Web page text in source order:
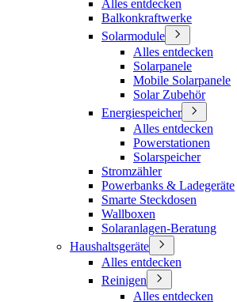
Alles entdecken
Balkonkraftwerke
Solarmodule
Alles entdecken
Solarpanele
Mobile Solarpanele
Solar Zubehör
Energiespeicher
Alles entdecken
Powerstationen
Solarspeicher
Stromzähler
Powerbanks & Ladegeräte
Smarte Steckdosen
Wallboxen
Solaranlagen-Beratung
Haushaltsgeräte
Alles entdecken
Reinigen
Alles entdecken